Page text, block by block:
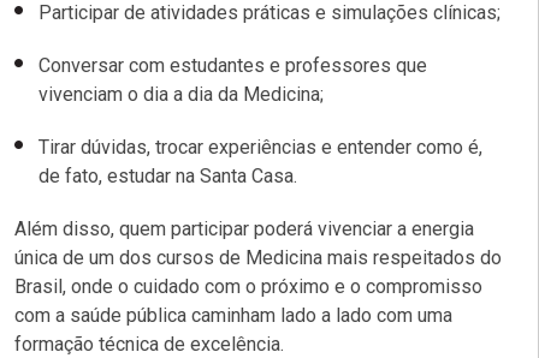
Participar de atividades práticas e simulações clínicas;
Conversar com estudantes e professores que
vivenciam o dia a dia da Medicina;
Tirar dúvidas, trocar experiências e entender como é,
de fato, estudar na Santa Casa.
Além disso, quem participar poderá vivenciar a energia
única de um dos cursos de Medicina mais respeitados do
Brasil, onde o cuidado com o próximo e o compromisso
com a saúde pública caminham lado a lado com uma
formação técnica de excelência.